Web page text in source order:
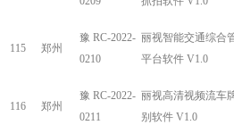
115 郑州
豫 RC-2022-
0210
丽视智能交通综合
平台软件 V1.0
116 郑州
豫 RC-2022-
0211
丽视高清视频流车
别软件 V1.0